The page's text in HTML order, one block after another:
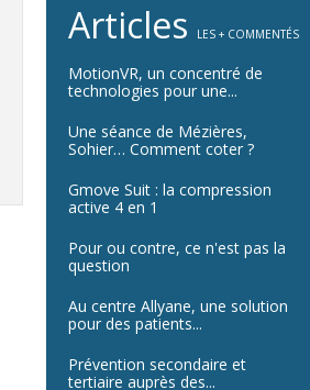
Articles LES + COMMENTÉS
MotionVR, un concentré de
technologies pour une...
Une séance de Mézières,
Sohier… Comment coter ?
Gmove Suit : la compression
active 4 en 1
Pour ou contre, ce n'est pas la
question
Au centre Allyane, une solution
pour des patients...
Prévention secondaire et
tertiaire auprès des...